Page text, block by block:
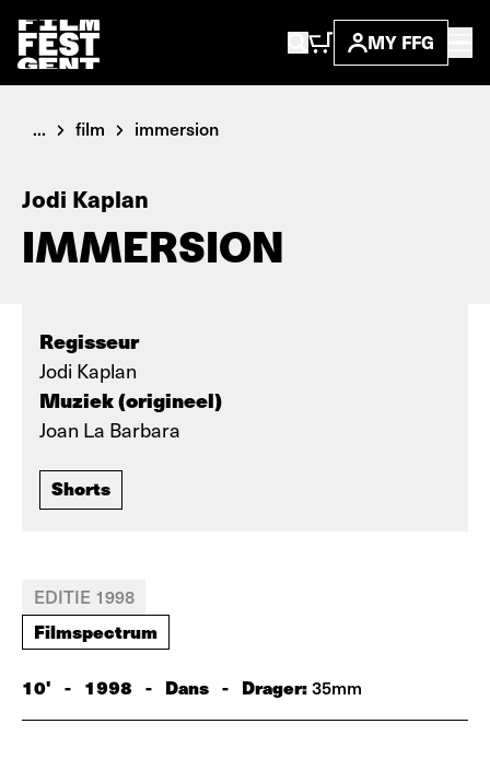
MY FFG
... film immersion
Jodi Kaplan
IMMERSION
Regisseur
Jodi Kaplan
Muziek (origineel)
Joan La Barbara
Shorts
EDITIE 1998
Filmspectrum
10' - 1998 - Dans - Drager:35mm